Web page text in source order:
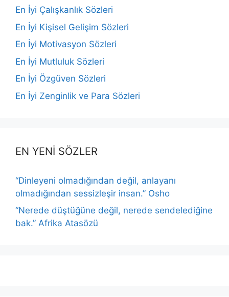
En İyi Çalışkanlık Sözleri
En İyi Kişisel Gelişim Sözleri
En İyi Motivasyon Sözleri
En İyi Mutluluk Sözleri
En İyi Özgüven Sözleri
En İyi Zenginlik ve Para Sözleri
EN YENİ SÖZLER
“Dinleyeni olmadığından değil, anlayanı
olmadığından sessizleşir insan.” Osho
“Nerede düştüğüne değil, nerede sendelediğine
bak.” Afrika Atasözü